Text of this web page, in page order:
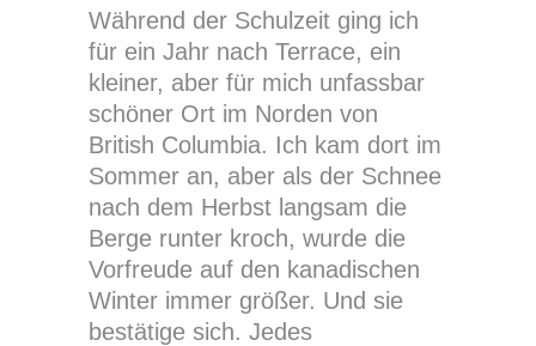
Während der Schulzeit ging ich
für ein Jahr nach Terrace, ein
kleiner, aber für mich unfassbar
schöner Ort im Norden von
British Columbia. Ich kam dort im
Sommer an, aber als der Schnee
nach dem Herbst langsam die
Berge runter kroch, wurde die
Vorfreude auf den kanadischen
Winter immer größer. Und sie
bestätige sich. Jedes